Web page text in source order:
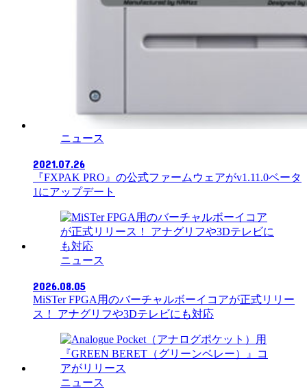
ニュース
2021.07.26
『FXPAK PRO』の公式ファームウェアがv1.11.0ベータ
1にアップデート
ニュース
2026.08.05
MiSTer FPGA用のバーチャルボーイコアが正式リリー
ス！ アナグリフや3Dテレビにも対応
ニュース